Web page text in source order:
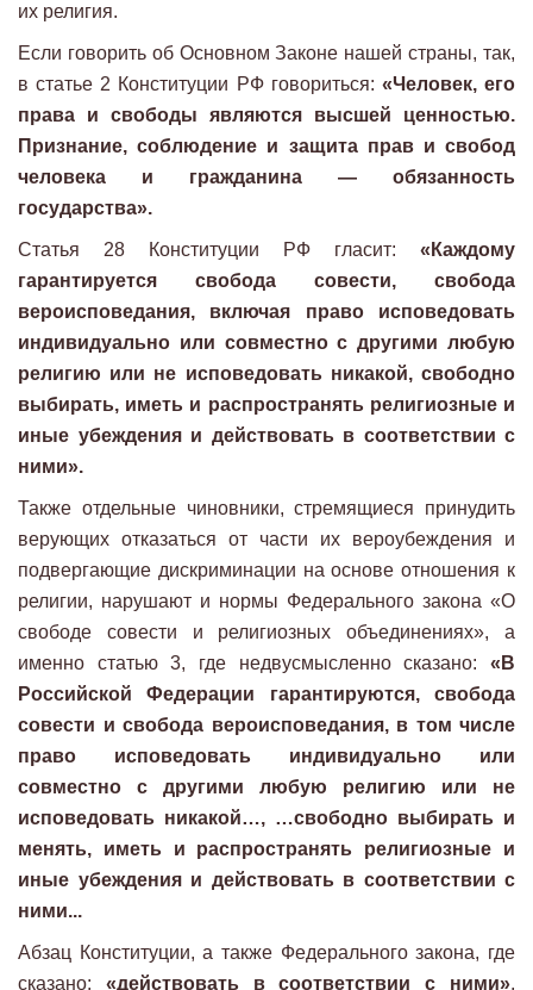
их религия.
Если говорить об Основном Законе нашей страны, так,
в статье 2 Конституции РФ говориться: «Человек, его
права и свободы являются высшей ценностью.
Признание, соблюдение и защита прав и свобод
человека и гражданина — обязанность
государства».
Статья 28 Конституции РФ гласит: «Каждому
гарантируется свобода совести, свобода
вероисповедания, включая право исповедовать
индивидуально или совместно с другими любую
религию или не исповедовать никакой, свободно
выбирать, иметь и распространять религиозные и
иные убеждения и действовать в соответствии с
ними».
Также отдельные чиновники, стремящиеся принудить
верующих отказаться от части их вероубеждения и
подвергающие дискриминации на основе отношения к
религии, нарушают и нормы Федерального закона «О
свободе совести и религиозных объединениях», а
именно статью 3, где недвусмысленно сказано: «В
Российской Федерации гарантируются, свобода
совести и свобода вероисповедания, в том числе
право исповедовать индивидуально или
совместно с другими любую религию или не
исповедовать никакой…, …свободно выбирать и
менять, иметь и распространять религиозные и
иные убеждения и действовать в соответствии с
ними...
Абзац Конституции, а также Федерального закона, где
сказано: «действовать в соответствии с ними»,